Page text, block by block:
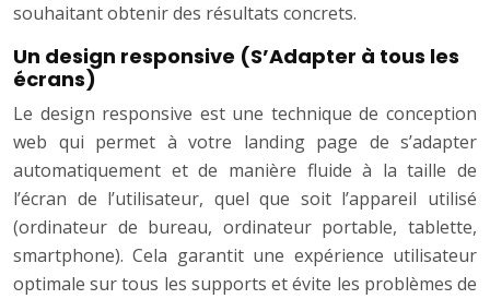
souhaitant obtenir des résultats concrets.
Un design responsive (S’Adapter à tous les
écrans)
Le design responsive est une technique de conception
web qui permet à votre landing page de s’adapter
automatiquement et de manière fluide à la taille de
l’écran de l’utilisateur, quel que soit l’appareil utilisé
(ordinateur de bureau, ordinateur portable, tablette,
smartphone). Cela garantit une expérience utilisateur
optimale sur tous les supports et évite les problèmes de